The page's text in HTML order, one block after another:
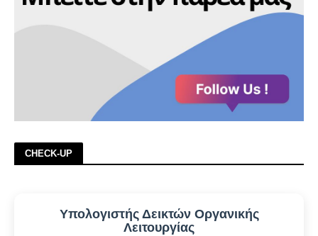
CHECK-UP
Υπολογιστής Δεικτών Οργανικής
Λειτουργίας